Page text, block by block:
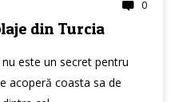
0
din Turcia
este un secret pentru
acoperă coasta sa de